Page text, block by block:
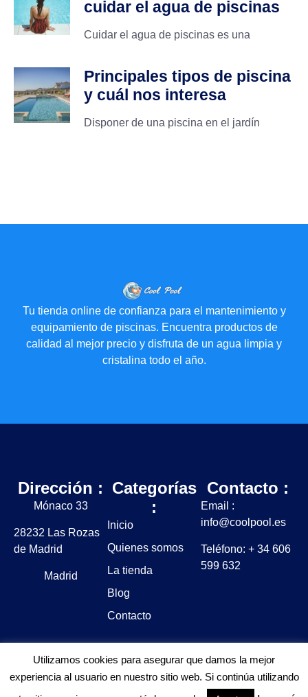
cuidar el agua de piscinas
Cuidar el agua de piscinas es una
Principales tipos de piscina
y cuál nos interesa
Disponer de una piscina en el jardín
Tu tienda online de confianza para el mantenimiento y
equipamiento de piscinas. Encuentra productos de
calidad al mejor precio y disfruta de un agua limpia y
cristalina todo el año.
Dirección :
Mónaco 33
28232 Las Rozas
de Madrid
Madrid
Categorías
:
Inicio
Quienes somos
La tienda
Blog
Contacto
Contacto :
Email :
info@coolpool.es
Teléfono: + 34 606
599 632
Utilizamos cookies para asegurar que damos la mejor
experiencia al usuario en nuestro sitio web. Si continúa utilizando